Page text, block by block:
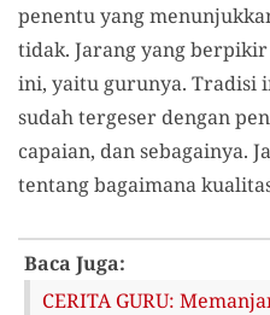
penentu yang
tidak. Jarang yang
ini, yaitu gurunya. Tradisi
sudah tergeser dengan
capaian, dan sebagainya.
tentang bagaimana
Baca Juga:
CERITA GURU: